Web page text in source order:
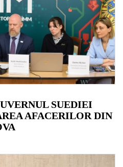
SUEDIEI
AFACERILOR DIN